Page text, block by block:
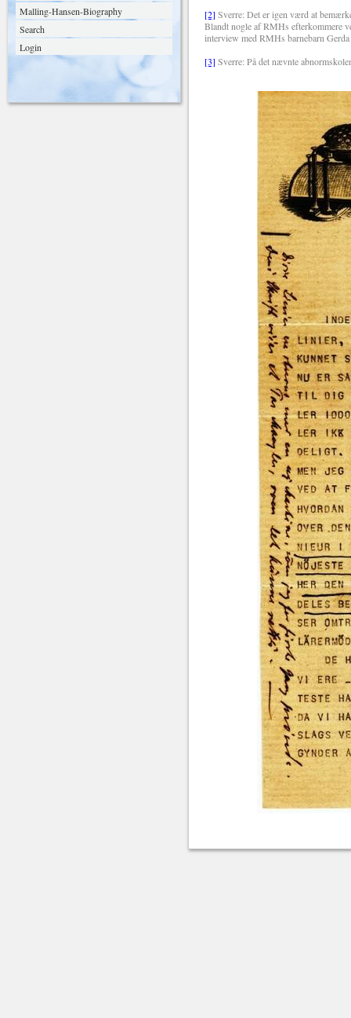
Malling-Hansen-Biography
Search
Login
[2] Sverre: Det er igen værd at
Blandt nogle af RMHs efterkommere
interview med RMHs barnebarn
[3] Sverre: På det nævnte